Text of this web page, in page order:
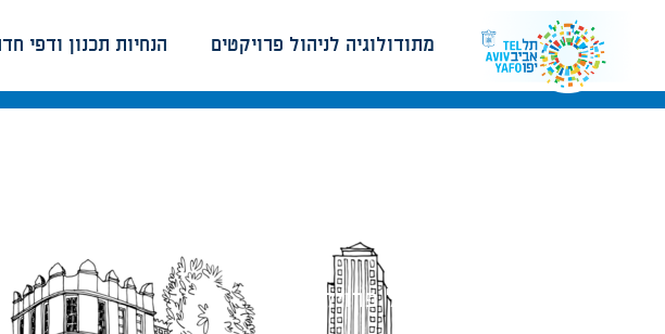
הנחיות תכנון ודפי מתודולוגיה לניהול פרויקטים
מתודולוגיה לניהול פרויקטים